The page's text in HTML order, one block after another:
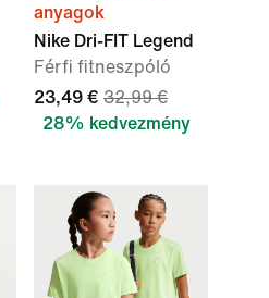
anyagok
Nike Dri-FIT Legend
Férfi fitneszpóló
23,49 € 32,99 €
28% kedvezmény